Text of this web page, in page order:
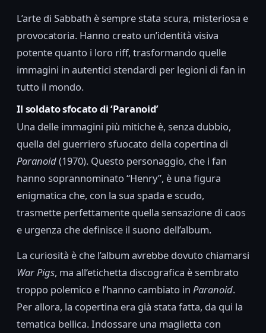
L’arte di Sabbath è sempre stata scura, misteriosa e
provocatoria. Hanno creato un’identità visiva
potente quanto i loro riff, trasformando quelle
immagini in autentici stendardi per legioni di fan in
tutto il mondo.
Il soldato sfocato di ‘Paranoid’
Una delle immagini più mitiche è, senza dubbio,
quella del guerriero sfuocato della copertina di
Paranoid(1970). Questo personaggio, che i fan
hanno soprannominato “Henry”, è una figura
enigmatica che, con la sua spada e scudo,
trasmette perfettamente quella sensazione di caos
e urgenza che definisce il suono dell’album.
La curiosità è che l’album avrebbe dovuto chiamarsi
War Pigs, ma all’etichetta discografica è sembrato
troppo polemico e l’hanno cambiato in Paranoid.
Per allora, la copertina era già stata fatta, da qui la
tematica bellica. Indossare una maglietta con